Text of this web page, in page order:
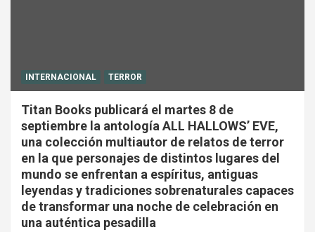
INTERNACIONAL TERROR
Titan Books publicará el martes 8 de
septiembre la antología ALL HALLOWS’ EVE,
una colección multiautor de relatos de terror
en la que personajes de distintos lugares del
mundo se enfrentan a espíritus, antiguas
leyendas y tradiciones sobrenaturales capaces
de transformar una noche de celebración en
una auténtica pesadilla